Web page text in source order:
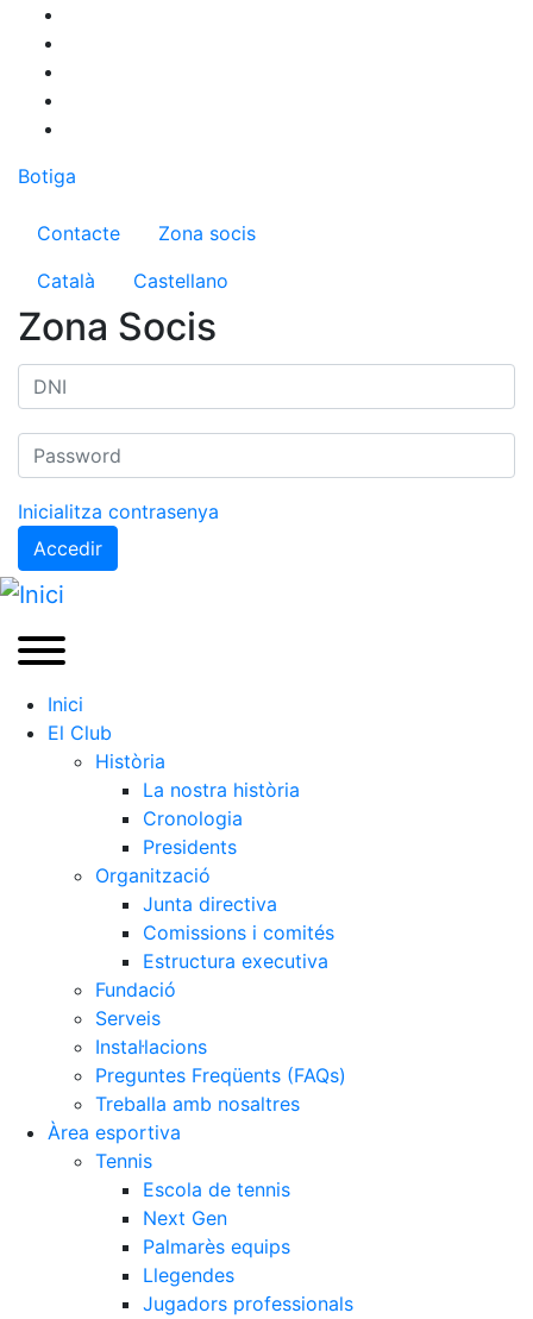
contingut
Botiga
Menú del compte d'usuari
Contacte
Zona socis
Català
Castellano
Zona Socis
Inicialitza contrasenya
Accedir
Inici
El Club
Història
La nostra història
Cronologia
Presidents
Organització
Junta directiva
Comissions i comités
Estructura executiva
Fundació
Serveis
Instal·lacions
Preguntes Freqüents (FAQs)
Treballa amb nosaltres
Àrea esportiva
Tennis
Escola de tennis
Next Gen
Palmarès equips
Llegendes
Jugadors professionals